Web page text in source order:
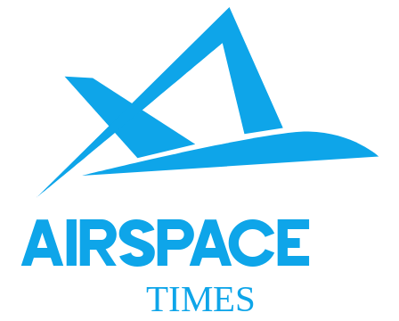
AIRSPACE
TIMES